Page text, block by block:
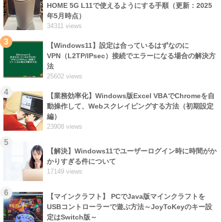
HOME 5G L11で使えるようにする手順（更新：2025
年5月時点）
34311 views
3
【Windows11】設定は合っているはずなのに
VPN（L2TP/IPsec）接続でエラーになる場合の解決方
法
25602 views
4
【業務効率化】Windows版Excel VBAでChromeを自
動操作して、Webスクレイピングする方法（初期設定
編）
23908 views
5
【解決】Windows11でユーザーログイン時に時間がか
かりすぎる件について
17149 views
6
【マインクラフト】 PCでJava版マインクラフトを
USBコントローラーで遊ぶ方法～JoyToKeyのキー設
定はSwitch版～